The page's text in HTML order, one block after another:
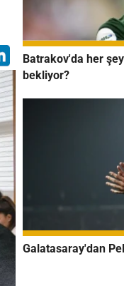
Batrakov'da her
bekliyor?
Galatasaray'dan